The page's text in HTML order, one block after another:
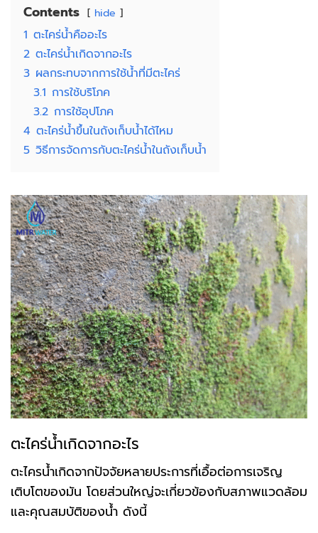
Contents hide
1 ตะไคร่น้ำคืออะไร
2 ตะไคร่น้ำเกิดจากอะไร
3 ผลกระทบจากการใช้น้ำที่มีตะไคร่
3.1 การใช้บริโภค
3.2 การใช้อุปโภค
4 ตะไคร่น้ำขึ้นในถังเก็บน้ำได้ไหม
5 วิธีการจัดการกับตะไคร่น้ำในถังเก็บน้ำ
ตะไคร่น้ำเกิดจากอะไร
ตะไครน้ำเกิดจากปัจจัยหลายประการที่เอื้อต่อการเจริญ
เติบโตของมัน โดยส่วนใหญ่จะเกี่ยวข้องกับสภาพแวดล้อม
และคุณสมบัติของน้ำ ดังนี้